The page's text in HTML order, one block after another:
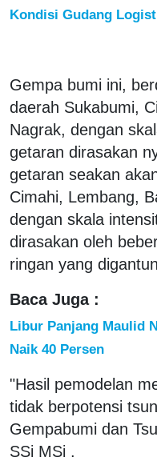
Kondisi Gudang
Gempa bumi ini,
daerah Sukabumi,
Nagrak, dengan
getaran dirasakan
getaran seakan
Cimahi, Lembang,
dengan skala
dirasakan oleh
ringan yang
Baca Juga :
Libur Panjang Maulid
Naik 40 Persen
"Hasil pemodelan
tidak berpotensi
Gempabumi dan
SSi MSi .